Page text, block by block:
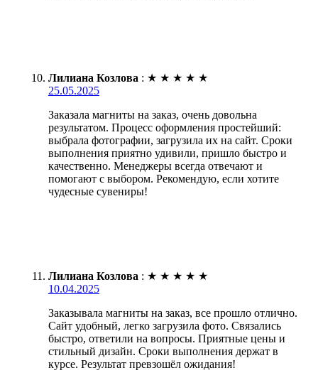
Лилиана Козлова : ★ ★ ★ ★ ★
25.05.2025
Заказала магниты на заказ, очень довольна
результатом. Процесс оформления простейший:
выбрала фотографии, загрузила их на сайт. Сроки
выполнения приятно удивили, пришло быстро и
качественно. Менеджеры всегда отвечают и
помогают с выбором. Рекомендую, если хотите
чудесные сувениры!
Лилиана Козлова : ★ ★ ★ ★ ★
10.04.2025
Заказывала магниты на заказ, все прошло отлично.
Сайт удобный, легко загрузила фото. Связались
быстро, ответили на вопросы. Приятные цены и
стильный дизайн. Сроки выполнения держат в
курсе. Результат превзошёл ожидания!